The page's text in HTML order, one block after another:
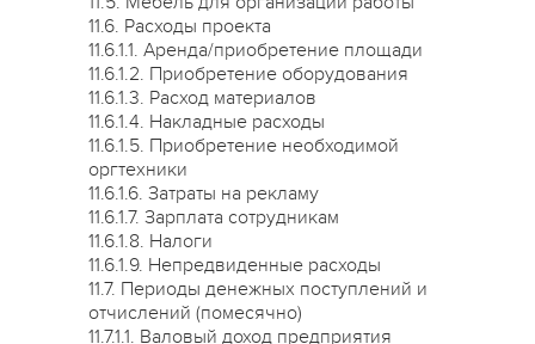
11.6. Расходы проекта
11.6.1.1. Аренда/приобретение площади
11.6.1.2. Приобретение оборудования
11.6.1.3. Расход материалов
11.6.1.4. Накладные расходы
11.6.1.5. Приобретение необходимой
оргтехники
11.6.1.6. Затраты на рекламу
11.6.1.7. Зарплата сотрудникам
11.6.1.8. Налоги
11.6.1.9. Непредвиденные расходы
11.7. Периоды денежных поступлений и
отчислений (помесячно)
11.7.1.1. Валовый доход предприятия